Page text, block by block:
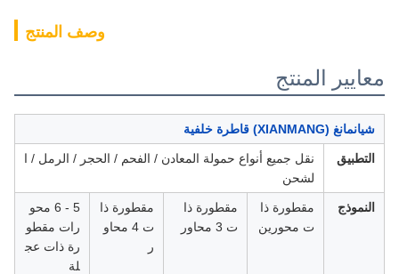
وصف المنتج
معايير المنتج
شيانمانغ (XIANMANG) قاطرة خلفية
التطبيق
نقل جميع أنواع حمولة المعادن / الفحم / الحجر / الرمل / ا
لشحن
النموذج
مقطورة ذا
ت محورين
مقطورة ذا
ت 3 محاور
مقطورة ذا
ت 4 محاو
ر
5 - 6 محو
رات مقطو
رة ذات عج
لة